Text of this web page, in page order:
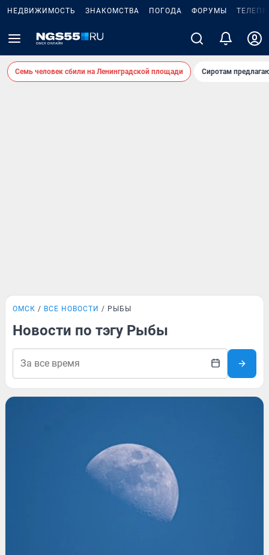
НЕДВИЖИМОСТЬ ЗНАКОМСТВА ПОГОДА ФОРУМЫ
Семь человек сбили на Ленинградской площади Сиротам
ОМСК ВСЕ НОВОСТИ РЫБЫ
Новости по тэгу Рыбы